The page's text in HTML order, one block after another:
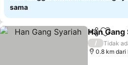
sama
Bagikan
Han Gang
/
Tidak
0.8 km dari